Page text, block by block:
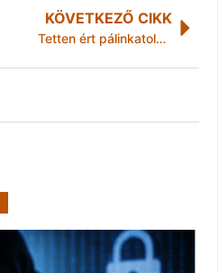
KÖVETKEZŐ CIKK
Tetten ért pálinkatolvajok